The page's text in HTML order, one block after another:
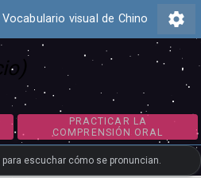
Vocabulario visual de Chino settings
PRACTICAR LA
COMPRENSIÓN
escuchar cómo se pronuncian.